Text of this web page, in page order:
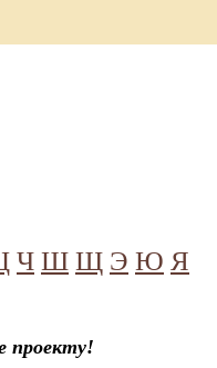
Ч Ш Щ Э Ю Я
проекту!